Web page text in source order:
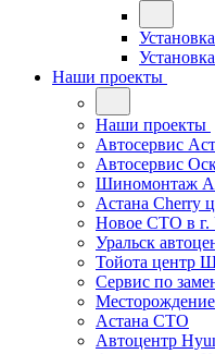
Наши проекты
Наши проекты
Автосервис
Автосервис
Шиномонтаж
Астана Cherry
Новое СТО в г.
Уральск
Тойота центр
Сервис по
Астана СТО
Автоцентр